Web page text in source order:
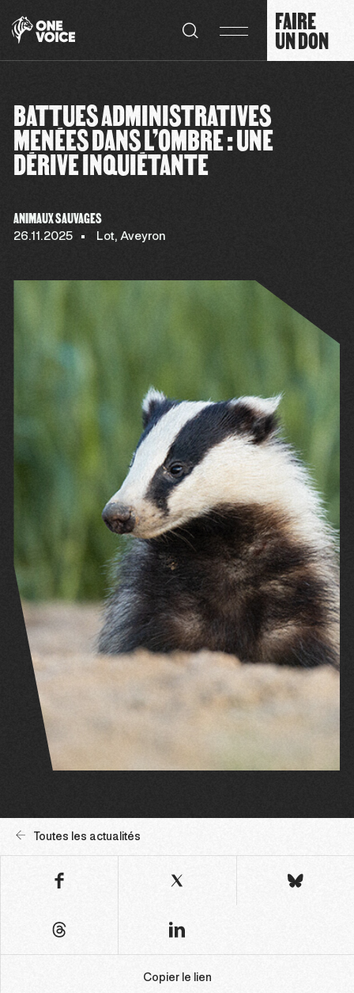
FAIRE
UN DON
BATTUES ADMINISTRATIVES
MENÉES DANS L’OMBRE : UNE
DÉRIVE INQUIÉTANTE
ANIMAUX SAUVAGES
26.11.2025 Lot, Aveyron
Toutes les actualités
Copier le lien